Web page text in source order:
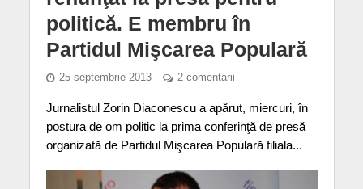
politică. E membru în
Partidul Mişcarea Populară
25 septembrie 2013 2 comentarii
Jurnalistul Zorin Diaconescu a apărut, miercuri, în
postura de om politic la prima conferinţă de presă
organizată de Partidul Mişcarea Populară filiala...